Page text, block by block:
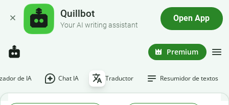
Quillbot
Your AI writing assistant
Open App
Premium
de IA Chat IA Traductor Resumidor de textos